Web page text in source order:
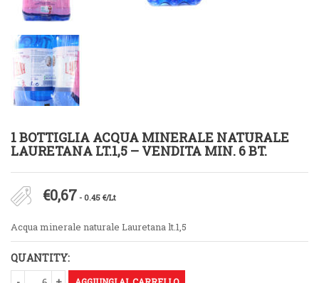
1 BOTTIGLIA ACQUA MINERALE NATURALE
LAURETANA LT.1,5 – VENDITA MIN. 6 BT.
€0,67 - 0.45 €/Lt
Acqua minerale naturale Lauretana lt.1,5
QUANTITY: